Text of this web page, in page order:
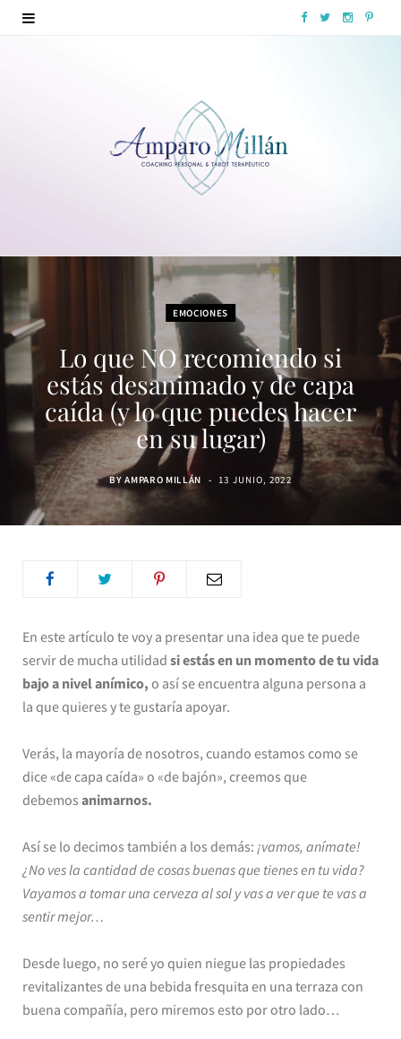
F T I P
EMOCIONES
Lo que NO recomiendo si
estás desanimado y de capa
caída (y lo que puedes hacer
en su lugar)
BYAMPARO MILLÁN 13 JUNIO, 2022
En este artículo te voy a presentar una idea que te puede
servir de mucha utilidad si estás en un momento de tu vida
bajo a nivel anímico, o así se encuentra alguna persona a
la que quieres y te gustaría apoyar.
Verás, la mayoría de nosotros, cuando estamos como se
dice «de capa caída» o «de bajón», creemos que
debemos animarnos.
Así se lo decimos también a los demás: ¡vamos, anímate!
¿No ves la cantidad de cosas buenas que tienes en tu vida?
Vayamos a tomar una cerveza al sol y vas a ver que te vas a
sentir mejor…
Desde luego, no seré yo quien niegue las propiedades
revitalizantes de una bebida fresquita en una terraza con
buena compañía, pero miremos esto por otro lado…